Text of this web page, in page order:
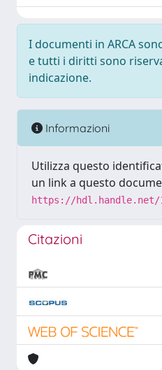
I documenti in ARCA
e tutti i diritti sono
indicazione.
Informazioni
Utilizza questo
un link a questo
https://hdl.handle.net/
Citazioni